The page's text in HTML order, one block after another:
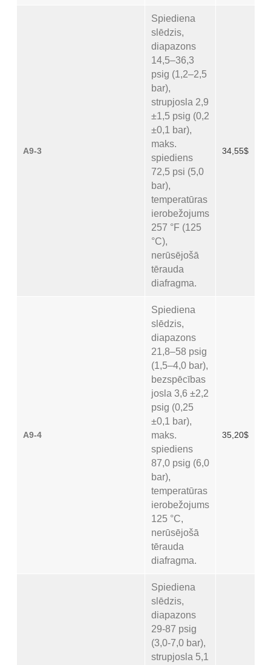
A9-3
Spiediena
slēdzis,
diapazons
14,5–36,3
psig (1,2–2,5
bar),
strupjosla 2,9
±1,5 psig (0,2
±0,1 bar),
maks.
spiediens
72,5 psi (5,0
bar),
temperatūras
ierobežojums
257 °F (125
°C),
nerūsējošā
tērauda
diafragma.
34,55$
A9-4
Spiediena
slēdzis,
diapazons
21,8–58 psig
(1,5–4,0 bar),
bezspēcības
josla 3,6 ±2,2
psig (0,25
±0,1 bar),
maks.
spiediens
87,0 psig (6,0
bar),
temperatūras
ierobežojums
125 °C,
nerūsējošā
tērauda
diafragma.
35,20$
Spiediena
slēdzis,
diapazons
29-87 psig
(3,0-7,0 bar),
strupjosla 5,1